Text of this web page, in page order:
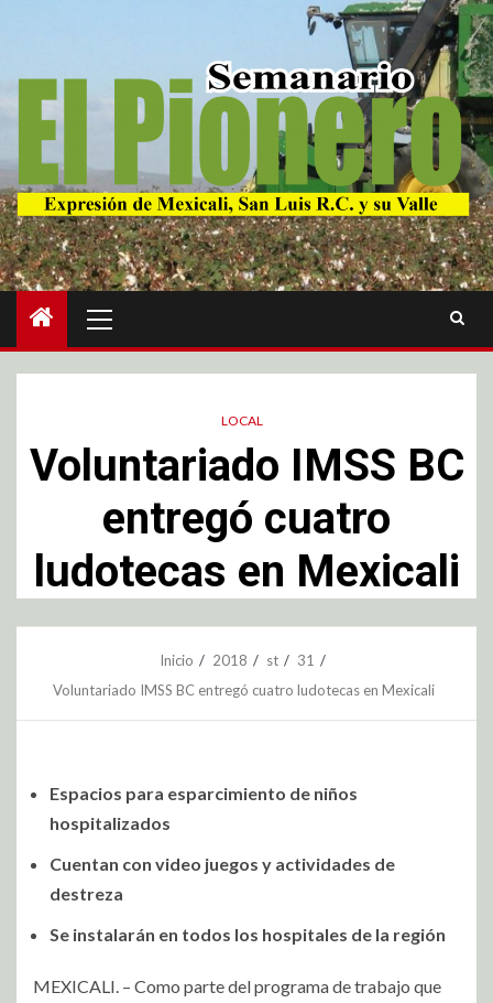
LOCAL
Voluntariado IMSS BC
entregó cuatro
ludotecas en Mexicali
Inicio 2018 st
31
Voluntariado IMSS BC entregó cuatro ludotecas en Mexicali
Espacios para esparcimiento de niños
hospitalizados
Cuentan con video juegos y actividades de
destreza
Se instalarán en todos los hospitales de la región
MEXICALI. – Como parte del programa de trabajo que